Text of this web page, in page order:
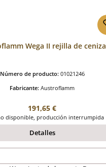
Wega II rejilla de ceniza
Número de producto: 01021246
Fabricante: Austroflamm
Precio normal:
191,65 €
disponible, producción interrumpida
Detalles